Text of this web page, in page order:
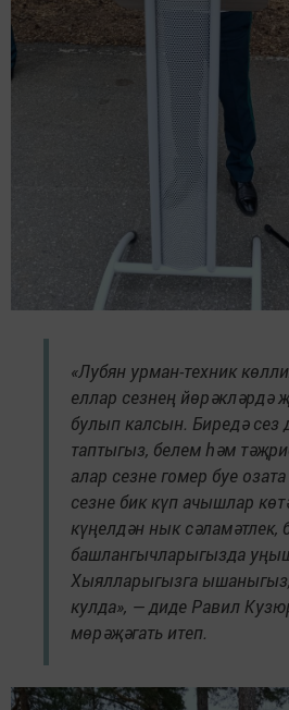
«Лубян урман-техник
еллар сезнең йөрәкләрдә
булып калсын. Биредә сез
таптыгыз, белем һәм
алар сезне гомер буе
сезне бик күп ачышлар
күңелдән нык сәламәтлек,
башлангычларыгызда
Хыялларыгызга
кулда», — диде Равил
мөрәҗәгать итеп.